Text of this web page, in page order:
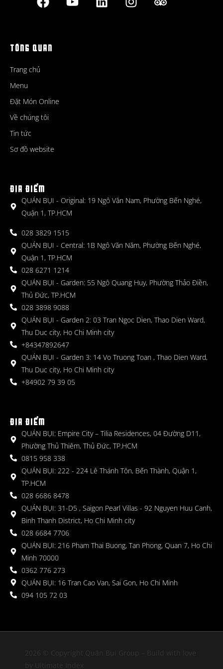
TỔNG QUAN
Trang chủ
Menu
Đặt Món Online
Về chúng tôi
Tin tức
Sơ đồ website
ĐỊA ĐIỂM
QUÁN BỤI - Original: 19 Ngô Văn Nam, Phường Bến Nghé,
Quận 1, TP.HCM
028 3829 1515
QUÁN BỤI - Central: 1B Ngô Văn Năm, Phường Bến Nghé,
Quận 1, TP.HCM
028 6271 1214
QUÁN BỤI - Garden: 55 Ngô Quang Huy, Phường Thảo Điền,
Thủ Đức, TP.HCM
028 3898 9088
QUÁN BỤI - Garden 2: 03 Tran Ngoc Dien, Thao Dien Ward,
Thu Duc city, Ho Chi Minh city
+84347892647
QUÁN BỤI - Garden 3: 14 Vo Truong Toan , Thao Dien Ward,
Thu Duc city, Ho Chi Minh city
+84902 79 39 05
ĐỊA ĐIỂM
QUÁN BỤI: Empire City – Tilia Residences, 04 Đường D11,
Phường Thủ Thiêm, Thủ Đức, TP.HCM
0815 958 338
QUÁN BỤI: 222 - 224 Lê Thánh Tôn, Bến Thành, Quận 1,
TP.HCM
028 6686 8478
QUÁN BỤI: 31-D5 , Saigon Pearl Villas - 92 Nguyen Huu Canh,
Binh Thanh District, Ho Chi Minh city
028 6684 7706
QUÁN BỤI: 216 Pham Thai Buong, Tan Phong, Quan 7, Ho Chi
Minh 70000
0362 776 273
QUÁN BỤI: 16 Tran Cao Van, Sai Gon, Ho Chi Minh
094 105 72 03
2026 © Copyright Quán Bụi Group – Build with love
by Ultimate Index